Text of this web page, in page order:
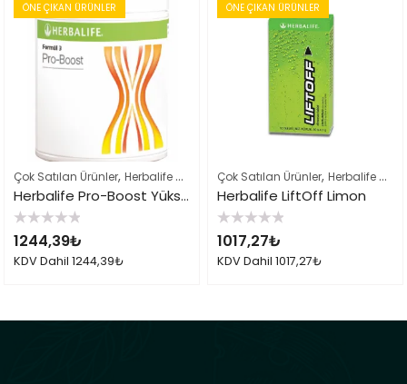
ÖNE ÇIKAN ÜRÜNLER
Çok Satılan Ürünler, Herbalife Çayları ve İçeçekler ,Herbalife Ürün Listesi
Herbalife Pro-Boost Yüksek Proteinli İçecek Tozu
5
üzerinden
0
oy
1244,39₺
KDV Dahil 1244,39₺
ÖNE ÇIKAN ÜRÜNLER
Çok Satılan Ürünler, Herbalife Çayları ve İçeçekler
Herbalife LiftOff Limon
5
üzerinden
0
oy
1017,27₺
KDV Dahil 1017,27₺